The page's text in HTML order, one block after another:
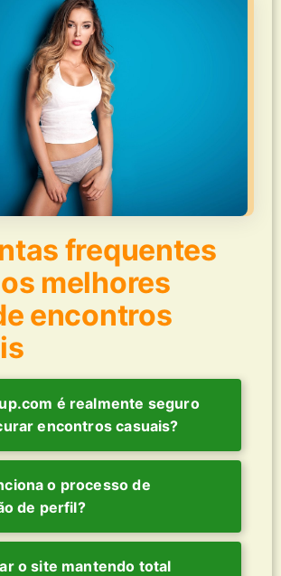
frequentes
melhores
encontros
é realmente seguro
encontros casuais?
o processo de
de perfil?
o site mantendo total